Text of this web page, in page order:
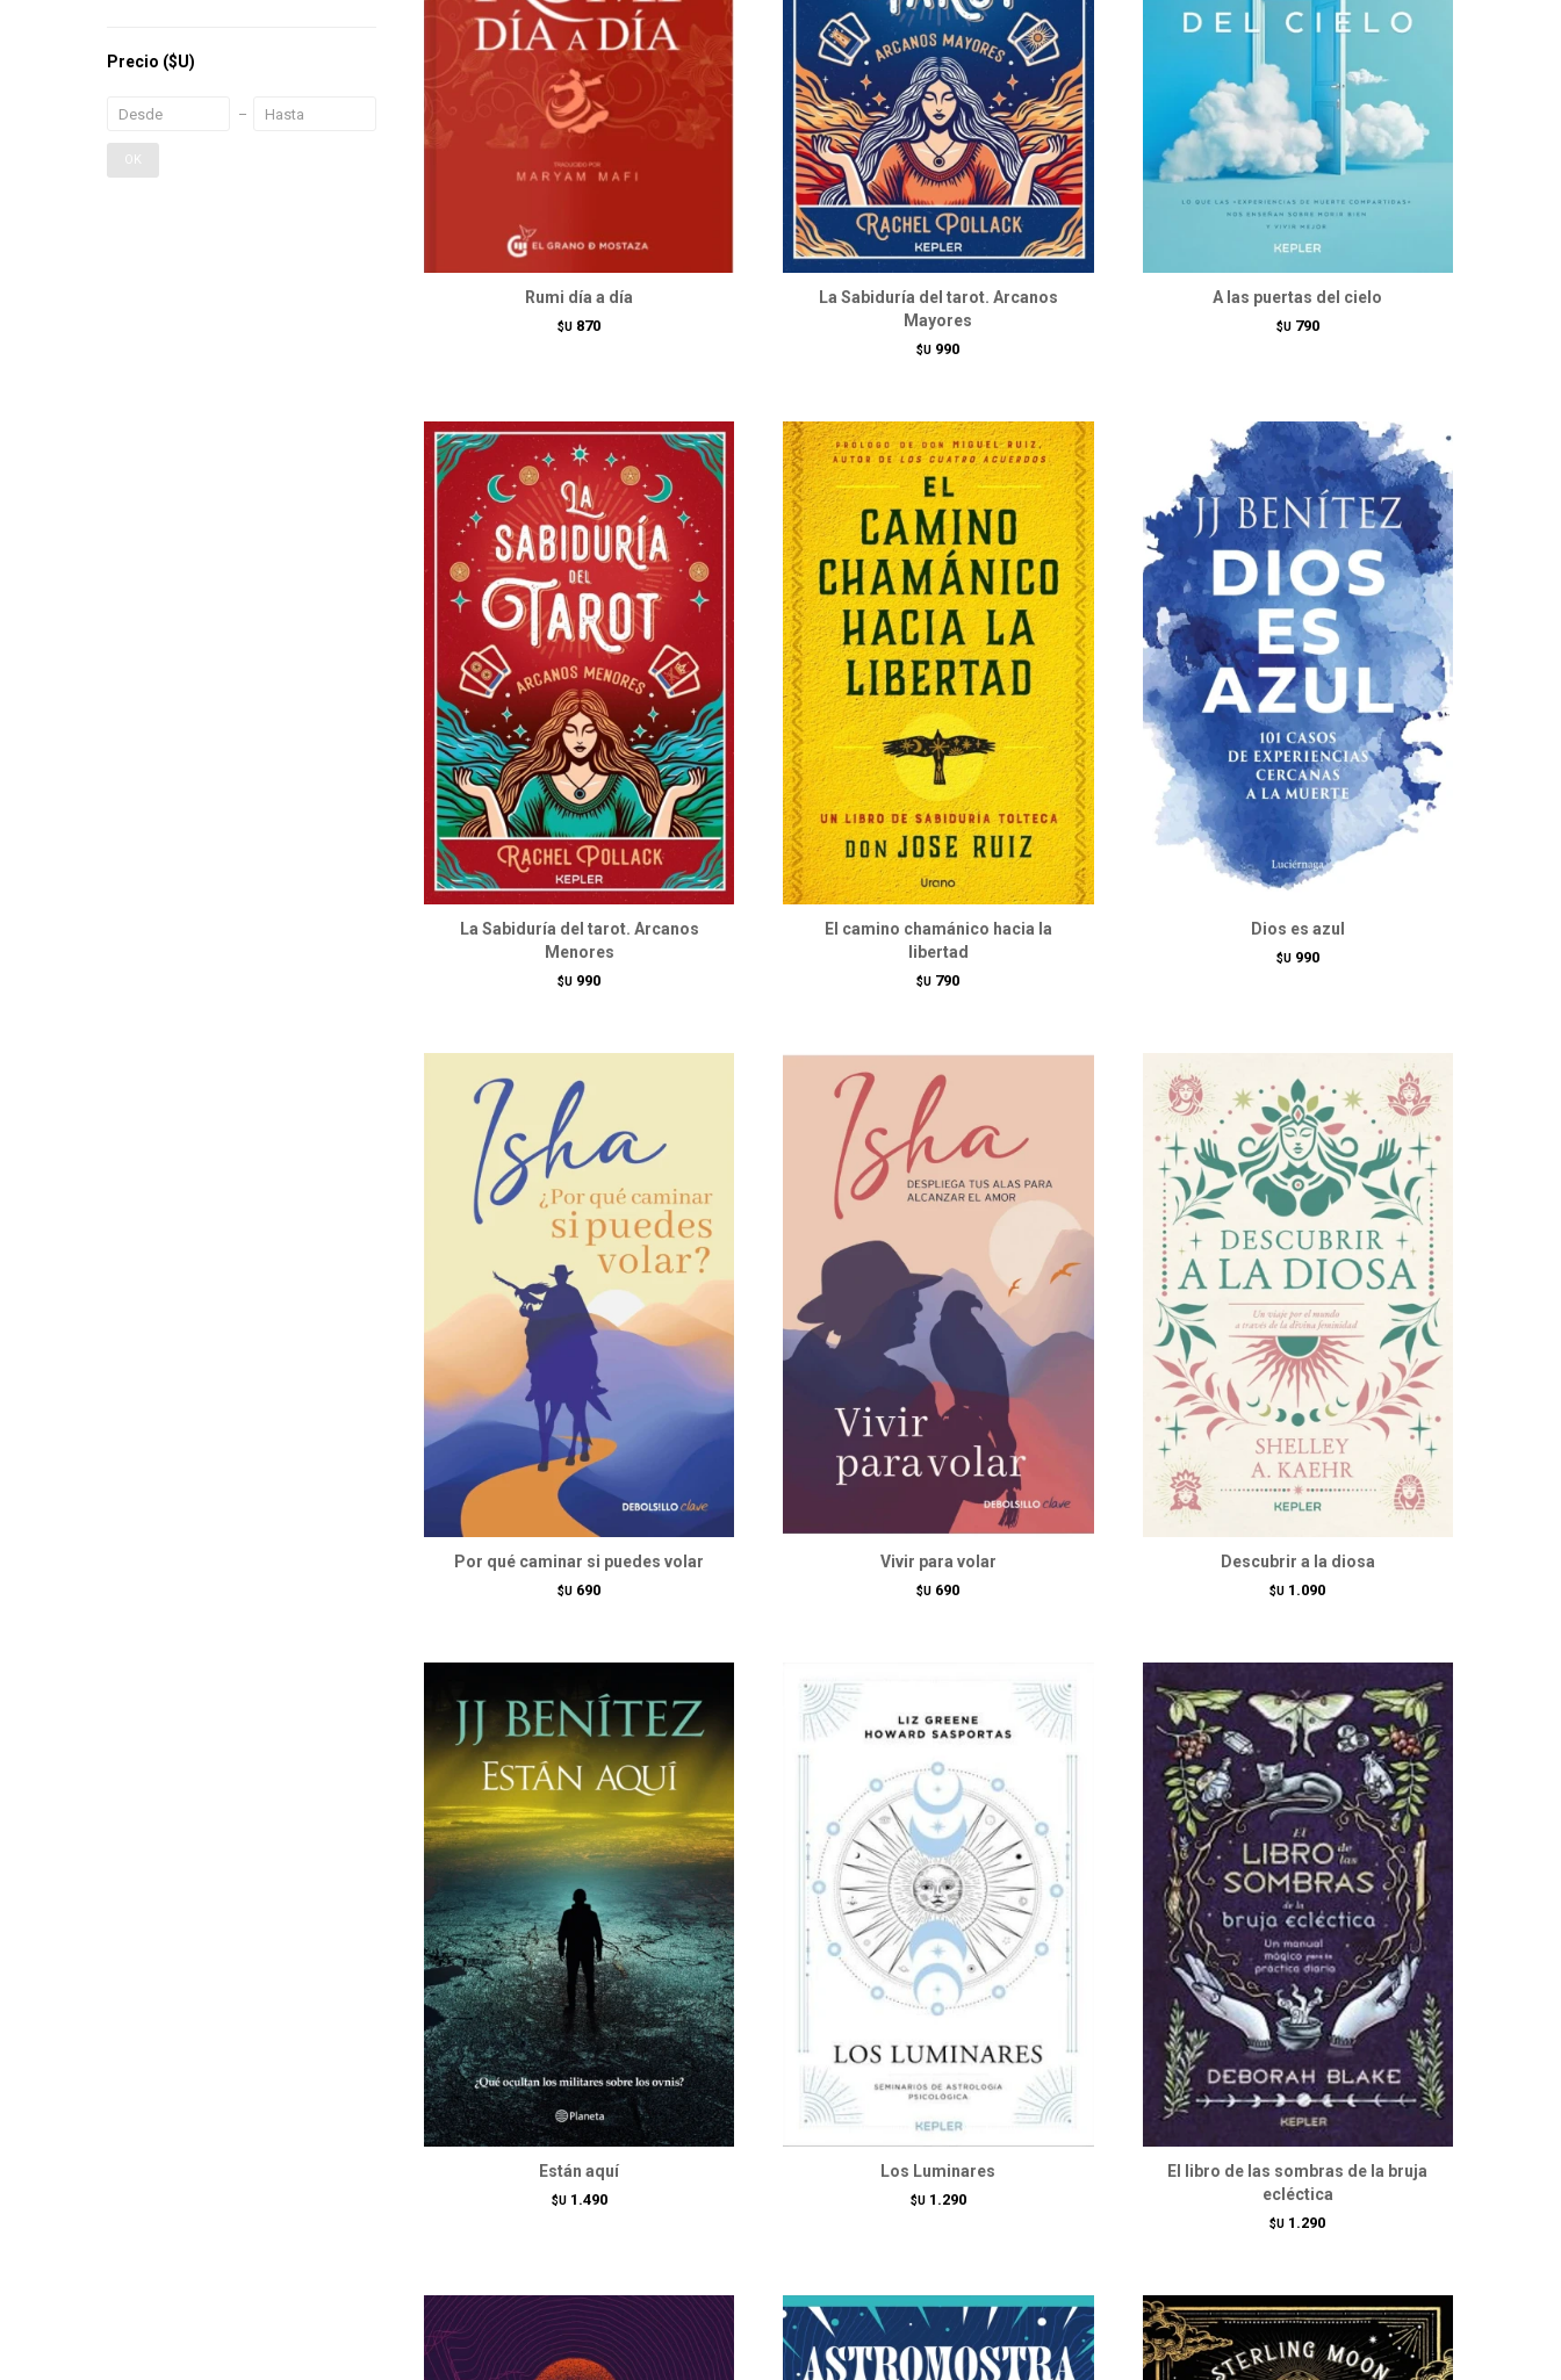
Rumi día a día
$U 870
La Sabiduría del tarot. Arcanos
Mayores
$U 990
A las puertas del cielo
$U 790
La Sabiduría del tarot. Arcanos
Menores
$U 990
El camino chamánico hacia la
libertad
$U 790
Dios es azul
$U 990
Por qué caminar si puedes volar
$U 690
Vivir para volar
$U 690
Descubrir a la diosa
$U 1.090
Están aquí
$U 1.490
Los Luminares
$U 1.290
El libro de las sombras de la bruja
ecléctica
$U 1.290
Precio ($U)
OK